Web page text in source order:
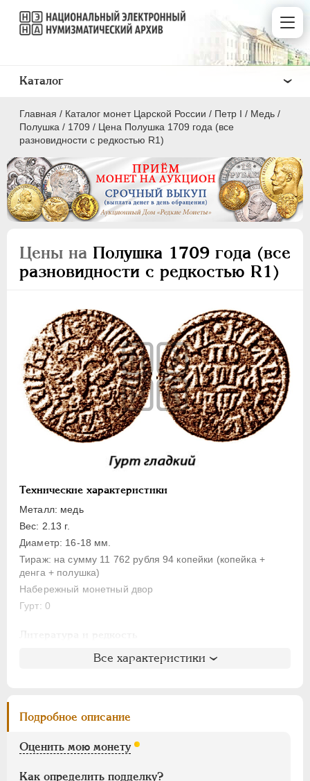
Главная / Каталог монет Царской России / Пeтр I / Медь /
Полушка / 1709 / Цена Полушка 1709 года (все
разновидности с редкостью R1)
Цены на Полушка 1709 года (все
разновидности с редкостью R1)
Технические характеристики
Металл: медь
Вес: 2.13 г.
Диаметр: 16-18 мм.
Тираж: на сумму 11 762 рубля 94 копейки (копейка +
денга + полушка)
Набережный монетный двор
Гурт: 0
: #2954 (R1)
Дьяков: 192-1
ГМ: 49.33
Брекке
Все характеристики
Подробное описание
Оценить мою монету
Как определить подделку?
Каталог
ПEТР I 1699 - 1725
Серебро
Медь
1 копейка
Денга
Полушка
Полполушки
Пробные
Для Речи Посполитой
Монетовидные жетоны
1725-1727
ПЕТР II 1727-1729
АННА ИОАННОВНА
ИОАНН АНТОНОВИЧ
ЕЛИЗАВЕТА 1741-1762
ПЕТР III 1762-1762
ЕКАТЕРИНА II
1762-1796
ПАВЕЛ I
1855-1881
ВРЕМЕННОЕ ПРАВ. 1917-1918